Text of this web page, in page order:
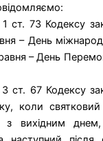
1 ст. 73 Кодексу
– День
– День
3 ст. 67 Кодексу
коли
з вихідним